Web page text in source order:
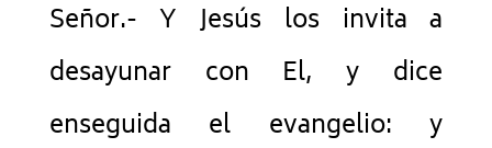
Señor.- Y Jesús los invita a
desayunar con El, y dice
enseguida el evangelio: y